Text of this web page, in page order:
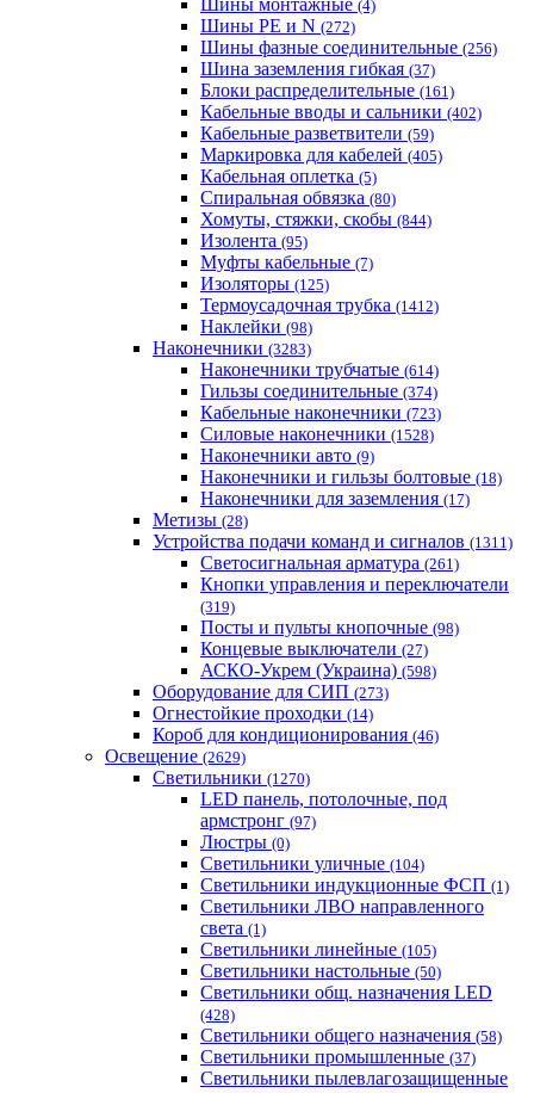
Шины монтажные (4)
Шины PE и N (272)
Шины фазные соединительные (256)
Шина заземления гибкая (37)
Блоки распределительные (161)
Кабельные вводы и сальники (402)
Кабельные разветвители (59)
Маркировка для кабелей (405)
Кабельная оплетка (5)
Спиральная обвязка (80)
Хомуты, стяжки, скобы (844)
Изолента (95)
Муфты кабельные (7)
Изоляторы (125)
Термоусадочная трубка (1412)
Наклейки (98)
Наконечники (3283)
Наконечники трубчатые (614)
Гильзы соединительные (374)
Кабельные наконечники (723)
Силовые наконечники (1528)
Наконечники авто (9)
Наконечники и гильзы болтовые (18)
Наконечники для заземления (17)
Метизы (28)
Устройства подачи команд и сигналов (1311)
Светосигнальная арматура (261)
Кнопки управления и переключатели
(319)
Посты и пульты кнопочные (98)
Концевые выключатели (27)
АСКО-Укрем (Украина) (598)
Оборудование для СИП (273)
Огнестойкие проходки (14)
Короб для кондиционирования (46)
Освещение (2629)
Светильники (1270)
LED панель, потолочные, под
армстронг (97)
Люстры (0)
Светильники уличные (104)
Светильники индукционные ФСП (1)
Светильники ЛВО направленного
света (1)
Светильники линейные (105)
Светильники настольные (50)
Светильники общ. назначения LED
(428)
Светильники общего назначения (58)
Светильники промышленные (37)
Светильники пылевлагозащищенные